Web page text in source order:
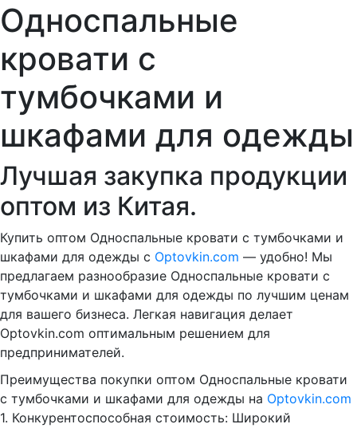
Односпальные
кровати с
тумбочками и
шкафами для одежды
Лучшая закупка продукции
оптом из Китая.
Купить оптом Односпальные кровати с тумбочками и
шкафами для одежды с Optovkin.com — удобно! Мы
предлагаем разнообразие Односпальные кровати с
тумбочками и шкафами для одежды по лучшим ценам
для вашего бизнеса. Легкая навигация делает
Optovkin.com оптимальным решением для
предпринимателей.
Преимущества покупки оптом Односпальные кровати
с тумбочками и шкафами для одежды на Optovkin.com
1.⁠ ⁠Конкурентоспособная стоимость: Широкий